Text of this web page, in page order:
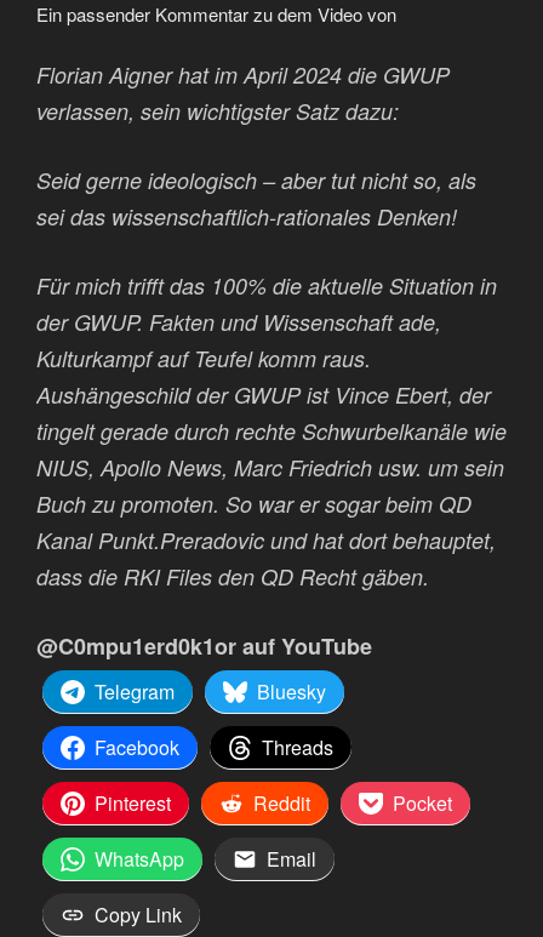
Ein passender Kommentar zu dem Video von
Florian Aigner hat im April 2024 die GWUP
verlassen, sein wichtigster Satz dazu:
Seid gerne ideologisch – aber tut nicht so, als
sei das wissenschaftlich-rationales Denken!
Für mich trifft das 100% die aktuelle Situation in
der GWUP. Fakten und Wissenschaft ade,
Kulturkampf auf Teufel komm raus.
Aushängeschild der GWUP ist Vince Ebert, der
tingelt gerade durch rechte Schwurbelkanäle wie
NIUS, Apollo News, Marc Friedrich usw. um sein
Buch zu promoten. So war er sogar beim QD
Kanal Punkt.Preradovic und hat dort behauptet,
dass die RKI Files den QD Recht gäben.
@C0mpu1erd0k1or auf YouTube
Telegram
Bluesky
Facebook
Threads
Pinterest
Reddit
Pocket
WhatsApp
Email
Copy Link